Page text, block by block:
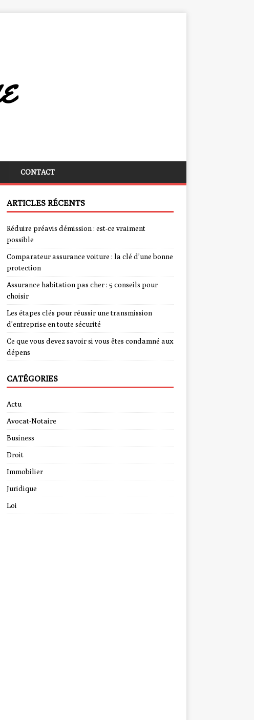
CONTACT
ARTICLES RÉCENTS
Réduire préavis démission : est-ce vraiment
possible
Comparateur assurance voiture : la clé d’une bonne
protection
Assurance habitation pas cher : 5 conseils pour
choisir
Les étapes clés pour réussir une transmission
d’entreprise en toute sécurité
Ce que vous devez savoir si vous êtes condamné aux
dépens
CATÉGORIES
Actu
Avocat-Notaire
Business
Droit
Immobilier
Juridique
Loi